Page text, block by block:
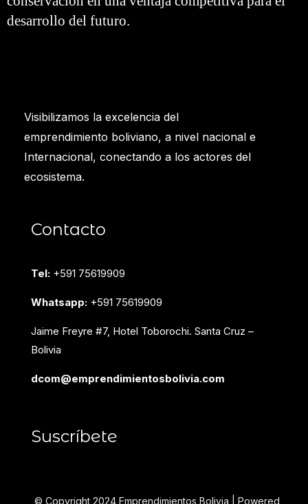
desarrollo del futuro.
Visibilizamos la excelencia del
emprendimiento boliviano, a nivel nacional e
Internacional, conectando a los actores del
ecosistema.
Contacto
Tel: +591 75619909
Whatsapp: +591 75619909
Jaime Freyre #7, Hotel Toborochi. Santa Cruz –
Bolivia
dcom@emprendimientosbolivia.com
Suscríbete
© Copyright 2024 Emprendimientos Bolivia | Powered